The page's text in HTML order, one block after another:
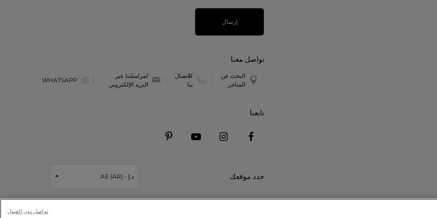
إرسال
تواصل معنا
البحث عن
المتاجر
للاتصال
بنا
لمراسلتنا عبر
البريد الإلكتروني
WHATSAPP
تابعنا
حدد موقعك د.إ - AE (AR)
تواصل دون القبول